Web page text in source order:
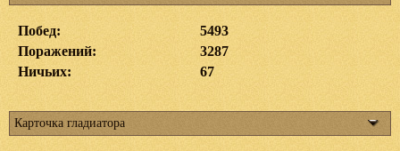
Побед:
5493
Поражений:
3287
Ничьих:
67
Карточка гладиатора